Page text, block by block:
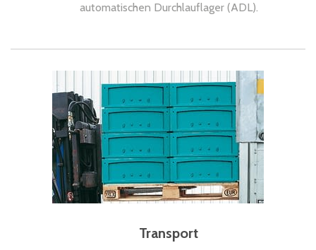
automatischen Durchlauflager (ADL).
Transport